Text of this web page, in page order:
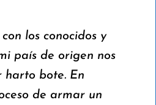
los conocidos y
país de origen nos
bote. En
de armar un